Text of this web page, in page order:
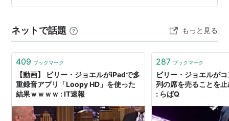
究を進める中で見えてきたのは、単なる「才能の枯渇」
内）…
ネットで話題 もっと見る
409 ブックマーク
【動画】 ビリー・ジョエルがiPadで多
重録音アプリ「Loopy HD」を使った
結果ｗｗｗｗ : IT速報
287 ブックマーク
ビリー・ジョエルが
列の席を売ることを
: らばQ